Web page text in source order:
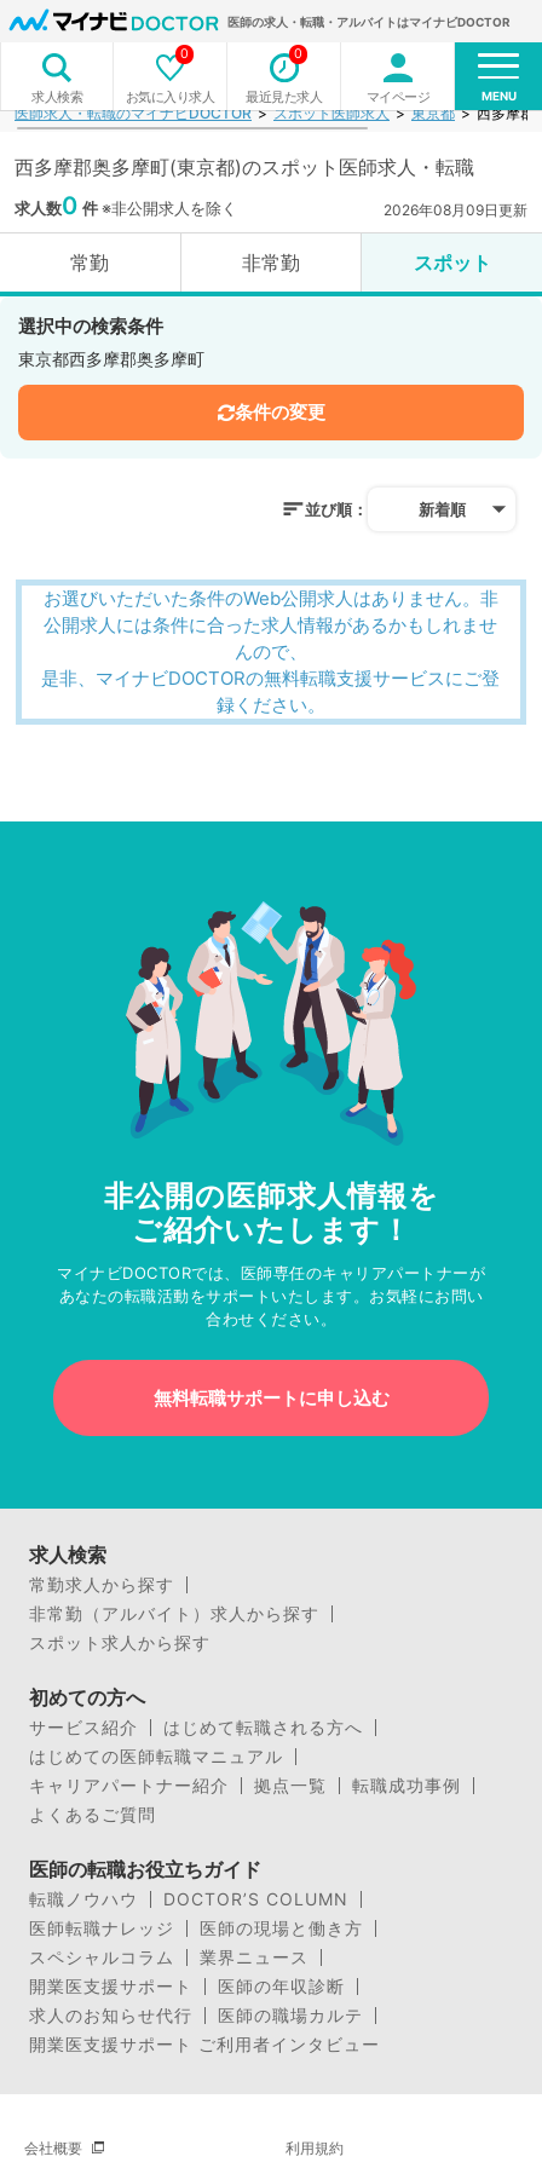
医師の求人・転職・アルバイトはマイナビDOCTOR
求人検索 お気に入り求人
0
最近見た求人
0
マイページ MENU
医師求人・転職のマイナビDOCTOR スポット医師求人 東京都 西多摩郡
西多摩郡奥多摩町(東京都)のスポット医師求人・転職
求人数0 件※非公開求人を除く 2026年08月09日更新
常勤 非常勤 スポット
選択中の検索条件
東京都西多摩郡奥多摩町
条件の変更
並び順： 新着順
お選びいただいた条件のWeb公開求人はありません。非
公開求人には条件に合った求人情報があるかもしれませ
んので、
是非、マイナビDOCTORの無料転職支援サービスにご登
録ください。
非公開の医師求人情報を
ご紹介いたします！
マイナビDOCTORでは、医師専任のキャリアパートナーが
あなたの転職活動をサポートいたします。お気軽にお問い
合わせください。
無料転職サポートに申し込む
求人検索
常勤求人から探す
非常勤（アルバイト）求人から探す
スポット求人から探す
初めての方へ
サービス紹介
はじめて転職される方へ
はじめての医師転職マニュアル
キャリアパートナー紹介
拠点一覧
転職成功事例
よくあるご質問
医師の転職お役立ちガイド
転職ノウハウ
DOCTOR’S COLUMN
医師転職ナレッジ
医師の現場と働き方
スペシャルコラム
業界ニュース
開業医支援サポート
医師の年収診断
求人のお知らせ代行
医師の職場カルテ
開業医支援サポート ご利用者インタビュー
会社概要 利用規約